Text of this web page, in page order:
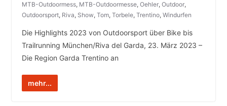
MTB-Outdoormess, MTB-Outdoormesse, Oehler, Outdoor,
Outdoorsport, Riva, Show, Tom, Torbele, Trentino, Windurfen
Die Highlights 2023 von Outdoorsport über Bike bis
Trailrunning München/Riva del Garda, 23. März 2023 –
Die Region Garda Trentino an
mehr...